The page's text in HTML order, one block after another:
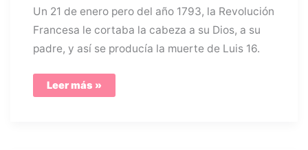
Un 21 de enero pero del año 1793, la Revolución
Francesa le cortaba la cabeza a su Dios, a su
padre, y así se producía la muerte de Luis 16.
El
rey
Leer más »